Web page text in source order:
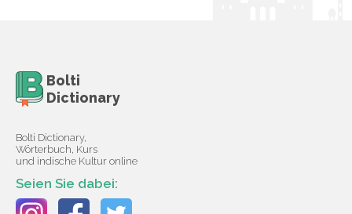
Bolti
Dictionary
Bolti Dictionary,
Wörterbuch, Kurs
und indische Kultur online
Seien Sie dabei: